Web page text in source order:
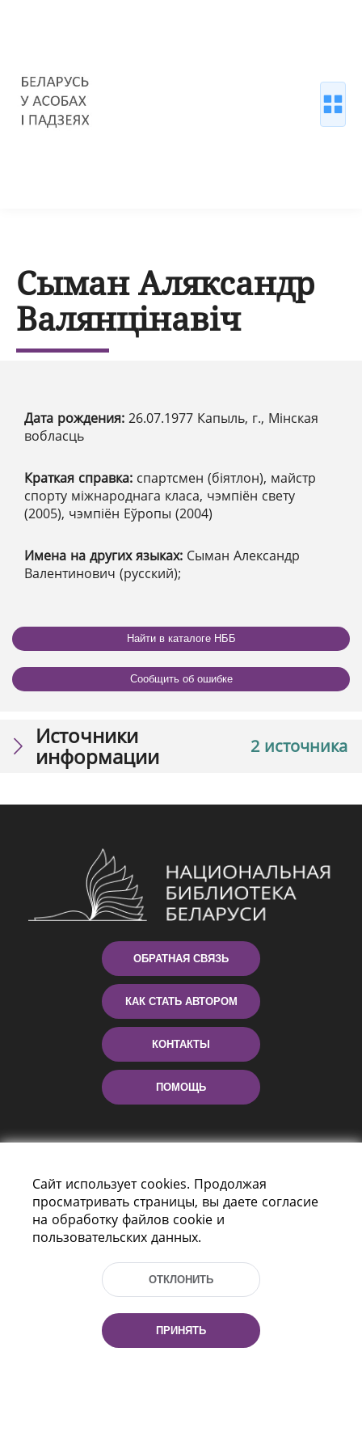
Сыман Аляксандр
Валянцінавіч
Дата рождения: 26.07.1977 Капыль, г., Мінская
вобласць
Краткая справка: спартсмен (біятлон), майстр
спорту міжнароднага класа, чэмпіён свету
(2005), чэмпіён Еўропы (2004)
Имена на других языках: Сыман Александр
Валентинович (русский);
Найти в каталоге НББ
Сообщить об ошибке
2 источника
Источники
информации
ОБРАТНАЯ СВЯЗЬ
КАК СТАТЬ АВТОРОМ
КОНТАКТЫ
ПОМОЩЬ
Пр-т Независимости 116
г. Минск, Республика Беларусь, 220114
Тел.: (+375 17) 368 37 37, Факс: (+375 17)
Эл. почта: inbox@nlb.by
Сайт использует cookies. Продолжая
просматривать страницы, вы даете согласие
на обработку файлов cookie и
пользовательских данных.
ОТКЛОНИТЬ
ПРИНЯТЬ